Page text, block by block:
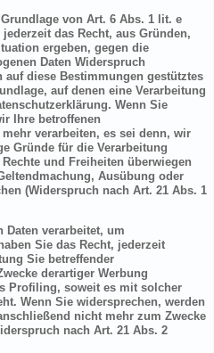
von Art. 6 Abs. 1 lit. e
das Recht, aus Gründen,
ergeben, gegen die
Daten Widerspruch
diese Bestimmungen gestütztes
auf denen eine Verarbeitung
Wenn Sie
Ihre betroffenen
verarbeiten, es sei denn, wir
Gründe für die Verarbeitung
und Freiheiten überwiegen
Ausübung oder
(Widerspruch nach Art. 21 Abs. 1
Daten verarbeitet, um
Sie das Recht, jederzeit
Sie betreffender
derartiger Werbung
Profiling, soweit es mit solcher
Wenn Sie widersprechen, werden
nicht mehr zum Zwecke
nach Art. 21 Abs. 2